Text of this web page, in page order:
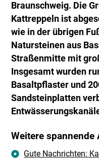
Braunschweig. Die
Kattreppeln ist
wie in der übrigen
Natursteinen aus
Straßenmitte mit
Insgesamt wurden
Basaltpflaster und
Sandsteinplatten
Weitere spannende
Gute Nachrichten: